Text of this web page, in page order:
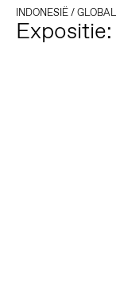
INDONESIË/